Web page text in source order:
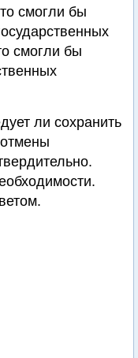
смогли бы
смогли бы
ли сохранить